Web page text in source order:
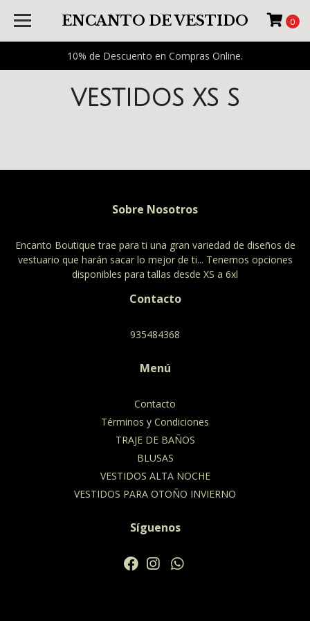
10% de Descuento en Compras Online.
ENCANTO DE VESTIDO 0
VESTIDOS XS S
Sobre Nosotros
Encanto Boutique trae para ti una gran variedad de diseños de
vestuario que harán sacar lo mejor de ti... Tenemos opciones
disponibles para tallas desde XS a 6xl
Contacto
935484368
Menú
Contacto
Términos y Condiciones
TRAJE DE BAÑOS
BLUSAS
VESTIDOS ALTA NOCHE
VESTIDOS PARA OTOÑO INVIERNO
Síguenos